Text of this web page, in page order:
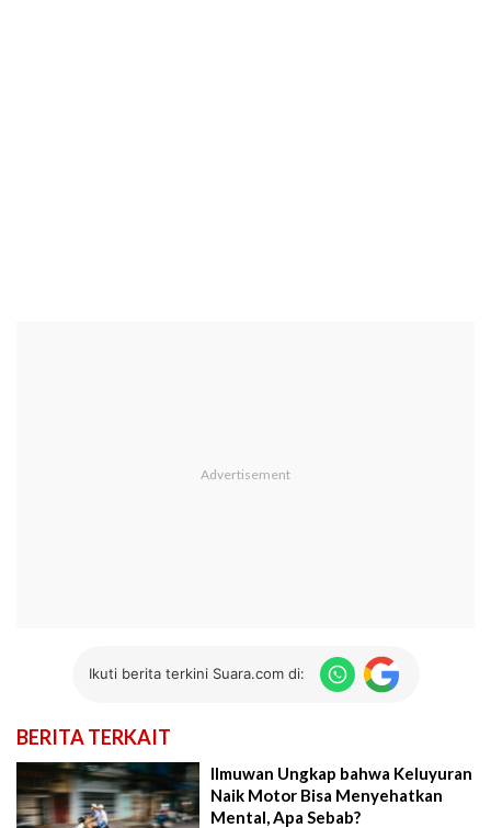
Ikuti berita terkini Suara.com di:
BERITA TERKAIT
Ilmuwan Ungkap bahwa Keluyuran
Naik Motor Bisa Menyehatkan
Mental, Apa Sebab?